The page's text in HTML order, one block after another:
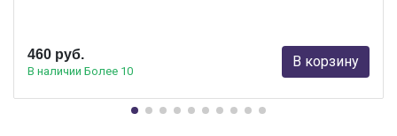
460 руб.
В наличии Более 10
В корзину